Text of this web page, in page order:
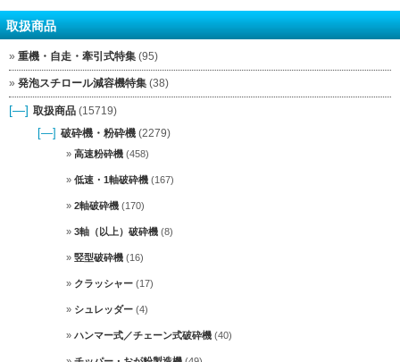
取扱商品
重機・自走・牽引式特集 (95)
発泡スチロール減容機特集 (38)
[—] 取扱商品 (15719)
[—] 破砕機・粉砕機 (2279)
高速粉砕機 (458)
低速・1軸破砕機 (167)
2軸破砕機 (170)
3軸（以上）破砕機 (8)
竪型破砕機 (16)
クラッシャー (17)
シュレッダー (4)
ハンマー式／チェーン式破砕機 (40)